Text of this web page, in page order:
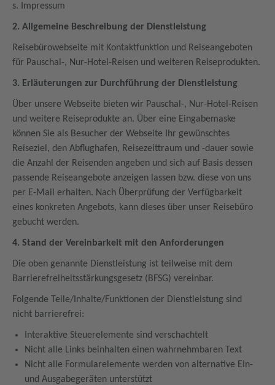
s. Impressum
2. Allgemeine Beschreibung der Dienstleistung
Reisebürowebseite mit Kontaktfunktion und Reiseangeboten
für Pauschal-, Nur-Hotel-Reisen und weiteren Reiseprodukten.
3. Erläuterungen zur Durchführung der Dienstleistung
Über unsere Webseite bieten wir Pauschal-, Nur-Hotel-Reisen
und weitere Reiseprodukte an. Über eine Eingabemaske
können Sie als Besucher der Webseite Ihr gewünschtes
Reiseziel, den Abflughafen, Reisezeittraum und -dauer sowie
die Anzahl der Reisenden angeben und sich auf Basis dessen
passende Reiseangebote anzeigen lassen bzw. diese von uns
per E-Mail erhalten. Nach Überprüfung der Verfügbarkeit
eines konkreten Angebots, kann dieses über unser Reisebüro
gebucht werden.
4. Stand der Vereinbarkeit mit den Anforderungen
Die oben genannte Dienstleistung ist teilweise mit dem
Barrierefreiheitsstärkungsgesetz (BFSG) vereinbar.
Folgende Teile/Inhalte/Funktionen der Dienstleistung sind
nicht barrierefrei:
Interaktive Steuerelemente sind verschachtelt
Nicht alle Links beinhalten einen wahrnehmbaren Text
Nicht alle Formularelemente werden von alternative Ein-
und Ausgabegeräten unterstützt